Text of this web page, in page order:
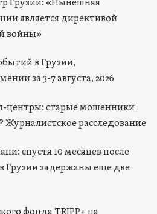
Грузии: «Нынешняя
является директивой
войны»
в Грузии,
за 3-7 августа, 2026
центры: старые мошенники
Журналистское расследование
спустя 10 месяцев после
Грузии задержаны еще две